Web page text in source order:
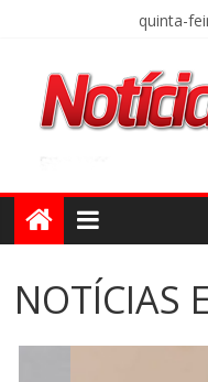
quinta-
NOTÍCIAS